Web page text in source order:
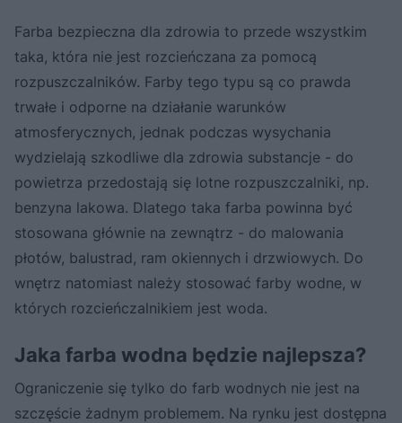
Farba bezpieczna dla zdrowia to przede wszystkim
taka, która nie jest rozcieńczana za pomocą
rozpuszczalników. Farby tego typu są co prawda
trwałe i odporne na działanie warunków
atmosferycznych, jednak podczas wysychania
wydzielają szkodliwe dla zdrowia substancje - do
powietrza przedostają się lotne rozpuszczalniki, np.
benzyna lakowa. Dlatego taka farba powinna być
stosowana głównie na zewnątrz - do malowania
płotów, balustrad, ram okiennych i drzwiowych. Do
wnętrz natomiast należy stosować farby wodne, w
których rozcieńczalnikiem jest woda.
Jaka farba wodna będzie najlepsza?
Ograniczenie się tylko do farb wodnych nie jest na
szczęście żadnym problemem. Na rynku jest dostępna